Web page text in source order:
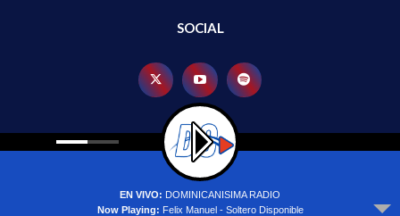
SOCIAL
© 2025 Dominicanísima, Todos los derechoss reservados.
Política de Privacidad Contacto Actualidad Mundial
Now Playing: Felix Manuel - Soltero Disponible
EN VIVO: DOMINICANISIMA RADIO